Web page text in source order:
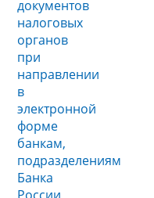
документов
налоговых
органов
при
направлении
в
электронной
форме
банкам,
подразделениям
Банка